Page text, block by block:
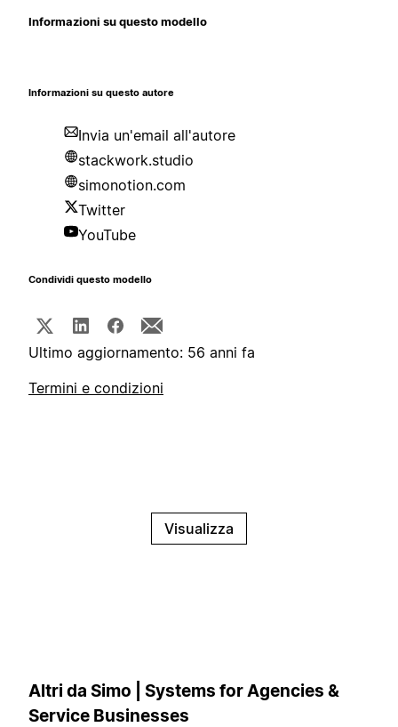
Informazioni su questo modello
Informazioni su questo autore
Invia un'email all'autore
stackwork.studio
simonotion.com
Twitter
YouTube
Condividi questo modello
Ultimo aggiornamento: 56 anni fa
Termini e condizioni
Visualizza
Altri da Simo | Systems for Agencies &
Service Businesses